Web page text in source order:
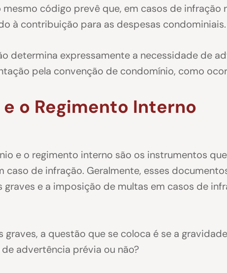
mesmo código prevê que, em casos de
à contribuição para as despesas condominiais.
determina expressamente a necessidade de
pela convenção de condomínio, como
o Regimento Interno
e o regimento interno são os instrumentos
caso de infração. Geralmente, esses
graves e a imposição de multas em casos de
graves, a questão que se coloca é se a
advertência prévia ou não?